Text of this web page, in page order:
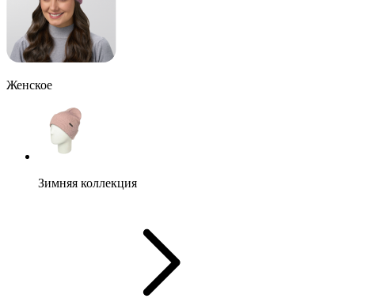
Женское
Зимняя коллекция